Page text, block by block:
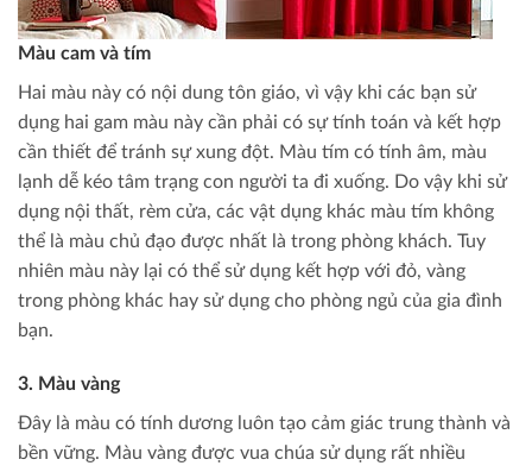
Màu cam và tím
Hai màu này có nội dung tôn giáo, vì vậy khi các bạn sử
dụng hai gam màu này cần phải có sự tính toán và kết hợp
cần thiết để tránh sự xung đột. Màu tím có tính âm, màu
lạnh dễ kéo tâm trạng con người ta đi xuống. Do vậy khi sử
dụng nội thất, rèm cửa, các vật dụng khác màu tím không
thể là màu chủ đạo được nhất là trong phòng khách. Tuy
nhiên màu này lại có thể sử dụng kết hợp với đỏ, vàng
trong phòng khác hay sử dụng cho phòng ngủ của gia đình
bạn.
3. Màu vàng
Đây là màu có tính dương luôn tạo cảm giác trung thành và
bền vững. Màu vàng được vua chúa sử dụng rất nhiều